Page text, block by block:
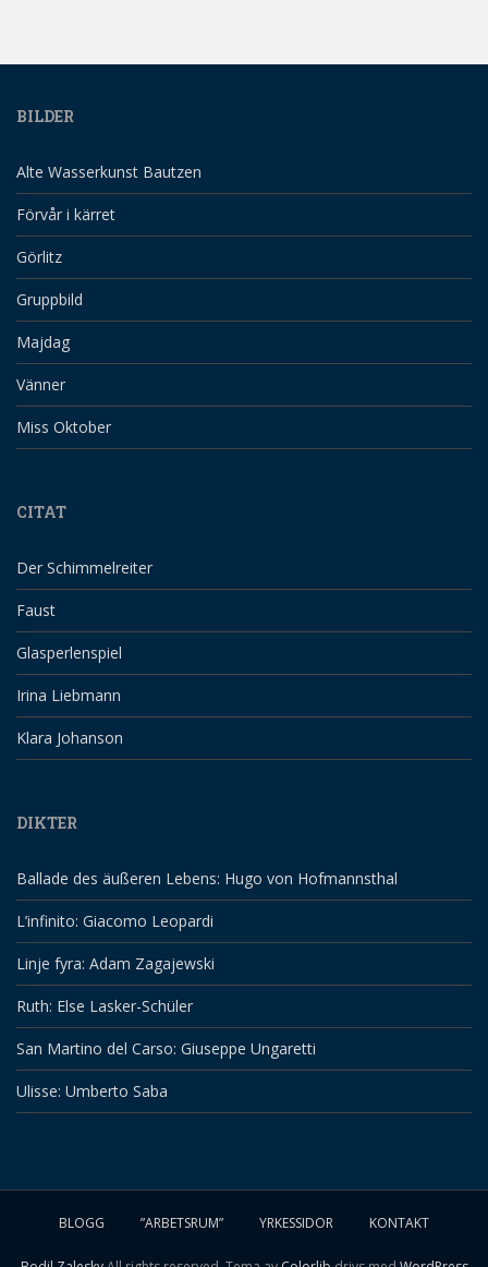
BILDER
Alte Wasserkunst Bautzen
Förvår i kärret
Görlitz
Gruppbild
Majdag
Vänner
Miss Oktober
CITAT
Der Schimmelreiter
Faust
Glasperlenspiel
Irina Liebmann
Klara Johanson
DIKTER
Ballade des äußeren Lebens: Hugo von Hofmannsthal
L’infinito: Giacomo Leopardi
Linje fyra: Adam Zagajewski
Ruth: Else Lasker-Schüler
San Martino del Carso: Giuseppe Ungaretti
Ulisse: Umberto Saba
BLOGG ”ARBETSRUM” YRKESSIDOR KONTAKT